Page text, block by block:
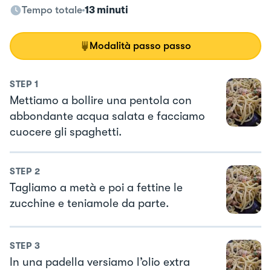
Tempo totale 13 minuti
Modalità passo passo
STEP 1
Mettiamo a bollire una pentola con
abbondante acqua salata e facciamo
cuocere gli spaghetti.
STEP 2
Tagliamo a metà e poi a fettine le
zucchine e teniamole da parte.
STEP 3
In una padella versiamo l’olio extra